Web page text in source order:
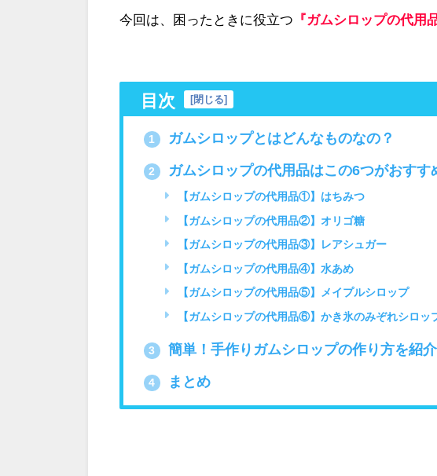
今回は、困ったときに役立つ 『ガムシロップの代用
目次 [閉じる]
1 ガムシロップとはどんなものなの？
2 ガムシロップの代用品はこの6つがおすす
【ガムシロップの代用品①】はちみつ
【ガムシロップの代用品②】オリゴ糖
【ガムシロップの代用品③】レアシュガー
【ガムシロップの代用品④】水あめ
【ガムシロップの代用品⑤】メイプルシロップ
【ガムシロップの代用品⑥】かき氷のみぞれシロッ
3 簡単！手作りガムシロップの作り方を紹介
4 まとめ